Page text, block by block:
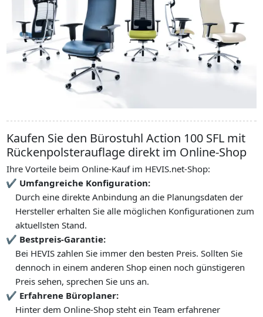
Kaufen Sie den Bürostuhl Action 100 SFL mit
Rückenpolsterauflage direkt im Online-Shop
Ihre Vorteile beim Online-Kauf im HEVIS.net-Shop:
Umfangreiche Konfiguration:
Durch eine direkte Anbindung an die Planungsdaten der
Hersteller erhalten Sie alle möglichen Konfigurationen zum
aktuellsten Stand.
Bestpreis-Garantie:
Bei HEVIS zahlen Sie immer den besten Preis. Sollten Sie
dennoch in einem anderen Shop einen noch günstigeren
Preis sehen, sprechen Sie uns an.
Erfahrene Büroplaner:
Hinter dem Online-Shop steht ein Team erfahrener